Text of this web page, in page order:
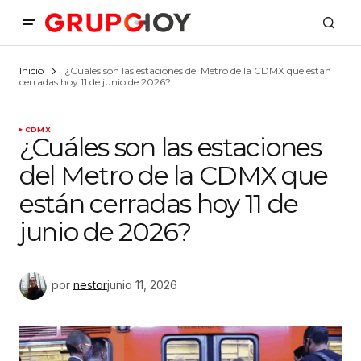
Inicio
¿Cuáles son las estaciones del Metro de la CDMX que están
cerradas hoy 11 de junio de 2026?
CDMX
¿Cuáles son las estaciones
del Metro de la CDMX que
están cerradas hoy 11 de
junio de 2026?
por nestorjunio 11, 2026